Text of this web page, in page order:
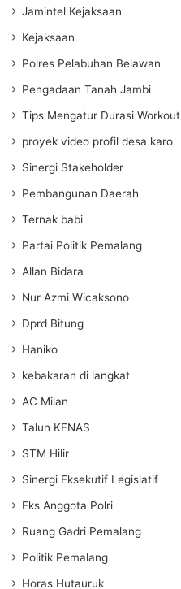
Jamintel Kejaksaan
Kejaksaan
Polres Pelabuhan Belawan
Pengadaan Tanah Jambi
Tips Mengatur Durasi Workout
proyek video profil desa karo
Sinergi Stakeholder
Pembangunan Daerah
Ternak babi
Partai Politik Pemalang
Allan Bidara
Nur Azmi Wicaksono
Dprd Bitung
Haniko
kebakaran di langkat
AC Milan
Talun KENAS
STM Hilir
Sinergi Eksekutif Legislatif
Eks Anggota Polri
Ruang Gadri Pemalang
Politik Pemalang
Horas Hutauruk